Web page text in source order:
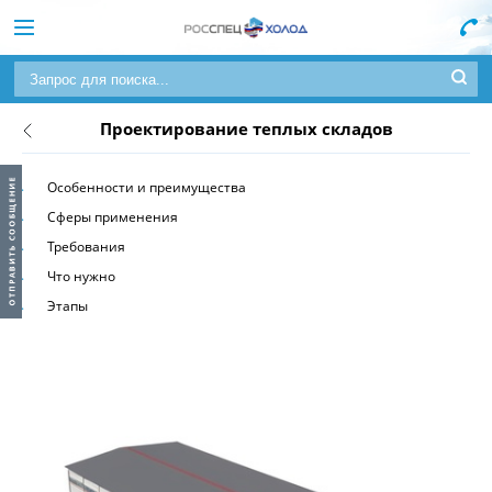
Проектирование теплых складов
Особенности и преимущества
Сферы применения
Требования
Что нужно
Этапы